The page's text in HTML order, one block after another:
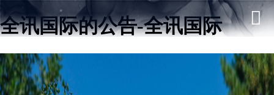
全讯国际的公告-全讯国际